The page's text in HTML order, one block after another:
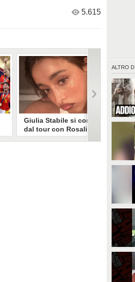
ALTRO DI
5.615
Giulia Stabile si confessa
dal tour con Rosalia: "Non
sono stata bene, costretta
ballo di Rosalia, Giulia Stabile si è
altri. A volte è già dentro di noi".